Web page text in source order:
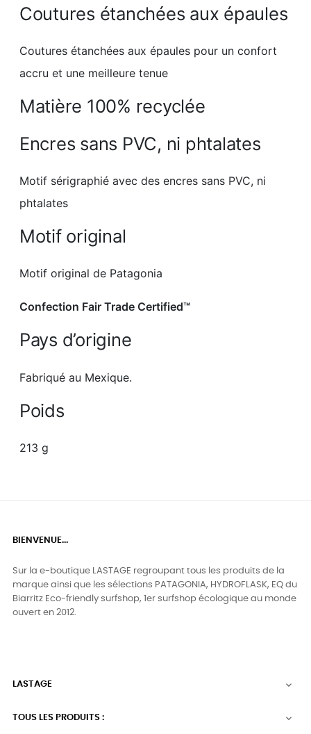
Coutures étanchées aux épaules
Coutures étanchées aux épaules pour un confort
accru et une meilleure tenue
Matière 100% recyclée
Encres sans PVC, ni phtalates
Motif sérigraphié avec des encres sans PVC, ni
phtalates
Motif original
Motif original de Patagonia
Confection Fair Trade Certified™
Pays d’origine
Fabriqué au Mexique.
Poids
213 g
BIENVENUE...
Sur la e-boutique LASTAGE regroupant tous les produits de la
marque ainsi que les sélections PATAGONIA, HYDROFLASK, EQ du
Biarritz Eco-friendly surfshop, 1er surfshop écologique au monde
ouvert en 2012.
LASTAGE 
TOUS LES PRODUITS : 